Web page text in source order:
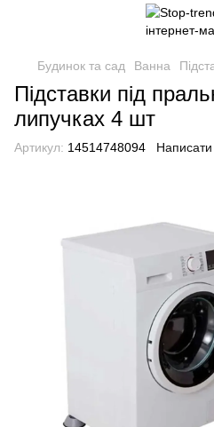
Будинок та сад Ванна
Підставки під
липучках 4 шт
Артикул: 14514748094 Написати